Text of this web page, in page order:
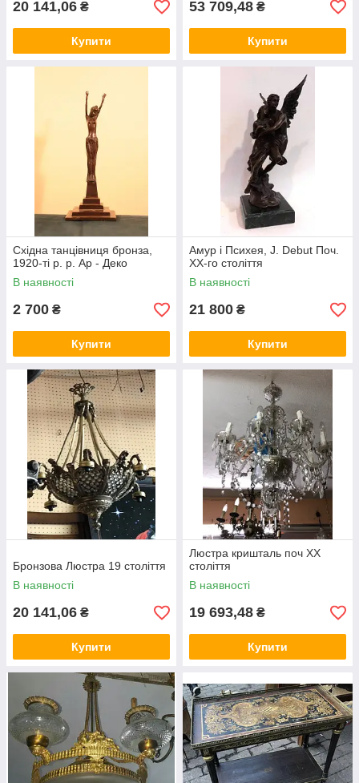
20 141,06 ₴
Купити
53 709,48 ₴
Купити
Східна танцівниця бронза,
1920-ті р. р. Ар - Деко
В наявності
2 700 ₴
Купити
Амур і Психея, J. Debut Поч.
XX-го століття
В наявності
21 800 ₴
Купити
Бронзова Люстра 19 століття
В наявності
20 141,06 ₴
Купити
Люстра кришталь поч ХХ
століття
В наявності
19 693,48 ₴
Купити